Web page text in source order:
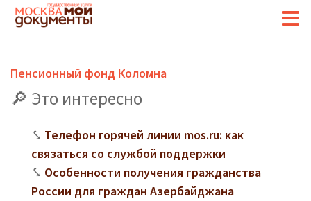
Пенсионный фонд Коломна
Это интересно
Телефон горячей линии mos.ru: как
связаться со службой поддержки
Особенности получения гражданства
России для граждан Азербайджана